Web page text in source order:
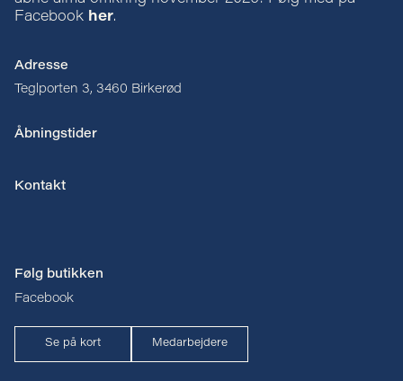
Facebook her.
Adresse
Teglporten 3, 3460 Birkerød
Åbningstider
Kontakt
Følg butikken
Facebook
Se på kort Medarbejdere